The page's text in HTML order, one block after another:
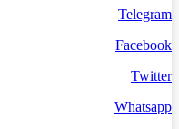
Telegram
Facebook
Twitter
Whatsapp